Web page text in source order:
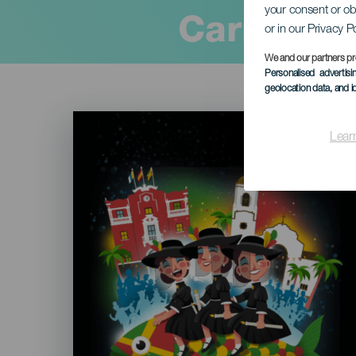
your consent or
or in our Privacy
We and our partners
Personalised
geolocation data, and
Carnaval